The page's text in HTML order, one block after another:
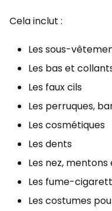
Cela inclut :
Les sous-
Les bas et
Les faux cils
Les perruques,
Les cosmétiques
Les dents
Les nez,
Les fume-
Les costumes